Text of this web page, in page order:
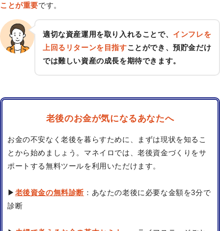
ことが重要です。
適切な資産運用を取り入れることで、 インフレを
上回るリターンを目指すことができ、預貯金だけ
では難しい資産の成長を期待できます。
老後のお金が気になるあなたへ
お金の不安なく老後を暮らすために、まずは現状を知るこ
とから始めましょう。マネイロでは、老後資金づくりをサ
ポートする無料ツールを利用いただけます。
▶ 老後資金の無料診断 ：あなたの老後に必要な金額を3分で
診断